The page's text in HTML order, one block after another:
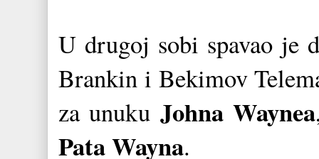
U drugoj sobi spavao je
Brankin i Bekimov
za unuku Johna Waynea
Pata Wayna.